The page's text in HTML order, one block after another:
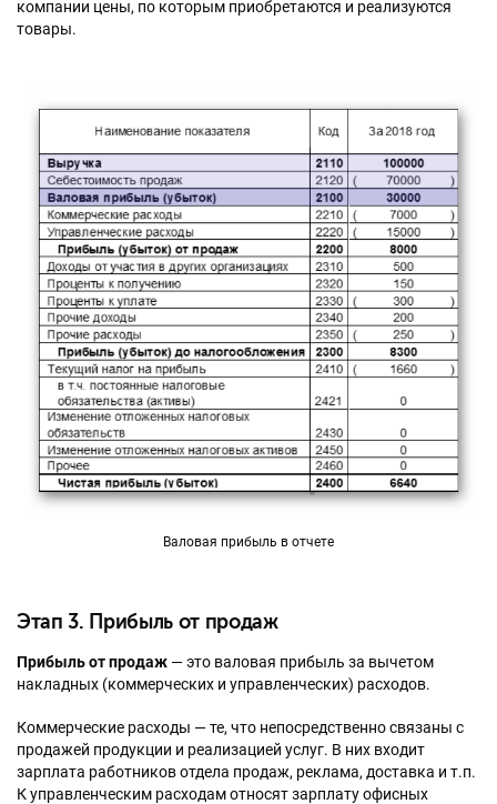
компании цены, по которым приобретаются и реализуются
товары.
Валовая прибыль в отчете
Этап 3. Прибыль от продаж
Прибыль от продаж — это валовая прибыль за вычетом
накладных (коммерческих и управленческих) расходов.
Коммерческие расходы — те, что непосредственно связаны с
продажей продукции и реализацией услуг. В них входит
зарплата работников отдела продаж, реклама, доставка и т.п.
К управленческим расходам относят зарплату офисных